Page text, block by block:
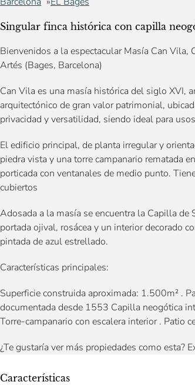
Singular finca histórica con capilla
Bienvenidos a la espectacular Masía Can
Artés (Bages, Barcelona)
Can Vila es una masía histórica del siglo XVI,
arquitectónico de gran valor patrimonial,
privacidad y versatilidad, siendo ideal para
El edificio principal, de planta irregular y
piedra vista y una torre campanario rematada
porticada con ventanales de medio punto.
cubiertos
Adosada a la masía se encuentra la Capilla
portada ojival, rosácea y un interior decorado
pintada de azul estrellado.
Características principales:
Superficie construida aproximada: 1.500m² .
documentada desde 1553 Capilla neogótica
Torre-campanario con escalera interior . Patio
¿Te gustaría ver más propiedades como esta?
Características